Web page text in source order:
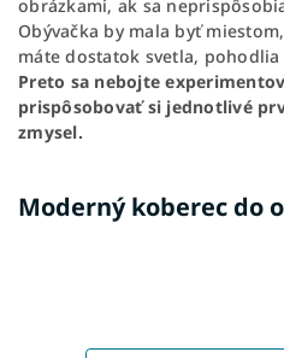
obrázkami, ak sa
Obývačka by mala byť
máte dostatok svetla,
Preto sa nebojte
prispôsobovať si jednotlivé
zmysel.
Moderný koberec do